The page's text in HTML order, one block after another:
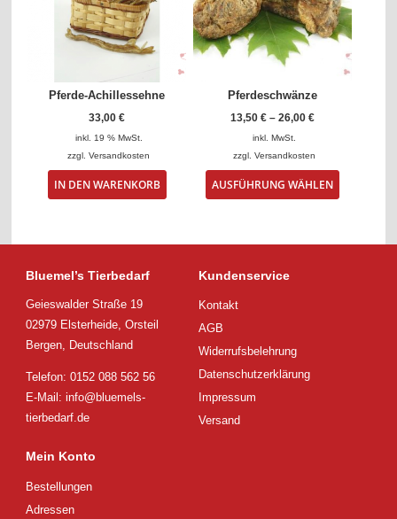
können
der
Produktseite
können
auf
der
Pferde-Achillessehne
33,00€
inkl. 19 % MwSt.
zzgl.Versandkosten
IN DEN WARENKORB
Pferdeschwänze
13,50€ –26,00€
inkl. MwSt.
zzgl.Versandkosten
AUSFÜHRUNG WÄHLEN
Dieses
Bluemel’s Tierbedarf
Geieswalder Straße 19
02979 Elsterheide, Orsteil
Bergen, Deutschland
Telefon: 0152 088 562 56
E-Mail:info@bluemels-
tierbedarf.de
Kundenservice
Kontakt
AGB
Widerrufsbelehrung
Datenschutzerklärung
Impressum
Versand
Mein Konto
Bestellungen
Adressen